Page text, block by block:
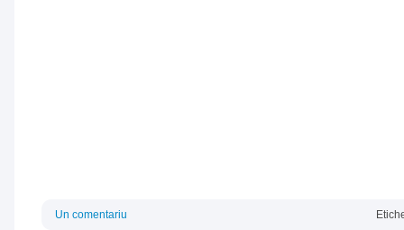
Un comentariu